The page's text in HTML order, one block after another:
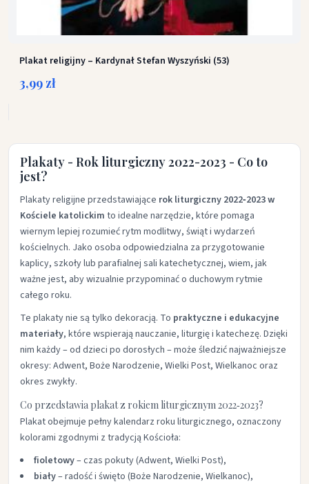
Plakat religijny – Kardynał Stefan Wyszyński (53)
3,99 zł
Plakaty - Rok liturgiczny 2022-2023 - Co to
jest?
Plakaty religijne przedstawiające rok liturgiczny 2022‑2023 w
Kościele katolickim to idealne narzędzie, które pomaga
wiernym lepiej rozumieć rytm modlitwy, świąt i wydarzeń
kościelnych. Jako osoba odpowiedzialna za przygotowanie
kaplicy, szkoły lub parafialnej sali katechetycznej, wiem, jak
ważne jest, aby wizualnie przypominać o duchowym rytmie
całego roku.
Te plakaty nie są tylko dekoracją. To praktyczne i edukacyjne
materiały, które wspierają nauczanie, liturgię i katechezę. Dzięki
nim każdy – od dzieci po dorosłych – może śledzić najważniejsze
okresy: Adwent, Boże Narodzenie, Wielki Post, Wielkanoc oraz
okres zwykły.
Co przedstawia plakat z rokiem liturgicznym 2022‑2023?
Plakat obejmuje pełny kalendarz roku liturgicznego, oznaczony
kolorami zgodnymi z tradycją Kościoła:
fioletowy– czas pokuty (Adwent, Wielki Post),
biały– radość i święto (Boże Narodzenie, Wielkanoc),